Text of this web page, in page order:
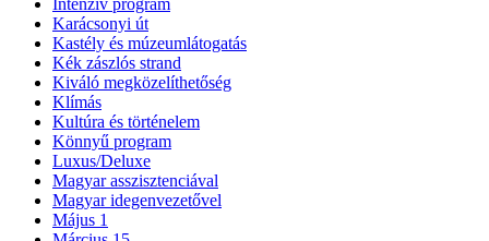
Karácsonyi út
Kastély és múzeumlátogatás
Kék zászlós strand
Kiváló megközelíthetőség
Klímás
Kultúra és történelem
Könnyű program
Luxus/Deluxe
Magyar asszisztenciával
Magyar idegenvezetővel
Május 1